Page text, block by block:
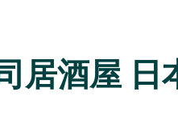
居酒屋 日